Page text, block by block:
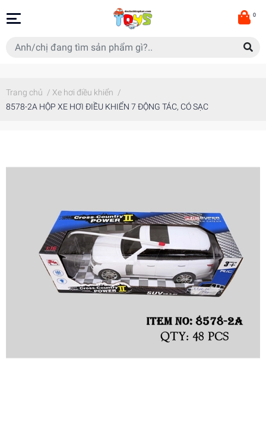
0
Trang chủ / Xe hơi điều khiển /
8578-2A HỘP XE HƠI ĐIỀU KHIỂN 7 ĐỘNG TÁC, CÓ SẠC